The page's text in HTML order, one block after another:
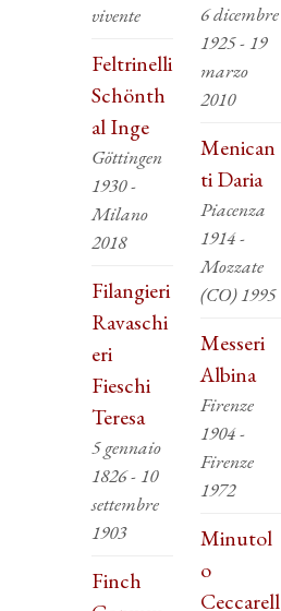
vivente
Feltrinelli
Schönth
al Inge
Göttingen
1930 -
Milano
2018
Filangieri
Ravaschi
eri
Fieschi
Teresa
5 gennaio
1826 - 10
settembre
1903
Finch
6 dicembre
1925 - 19
marzo
2010
Menican
ti Daria
Piacenza
1914 -
Mozzate
(CO) 1995
Messeri
Albina
Firenze
1904 -
Firenze
1972
Minutol
o
Ceccarell